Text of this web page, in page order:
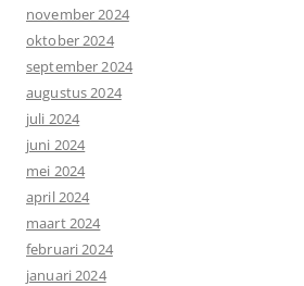
november 2024
oktober 2024
september 2024
augustus 2024
juli 2024
juni 2024
mei 2024
april 2024
maart 2024
februari 2024
januari 2024